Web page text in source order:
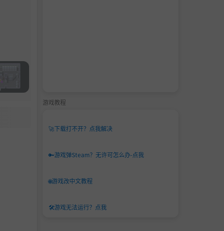
游戏教程
🚀下载打不开？点我解决
🔑游戏弹Steam？无许可怎么办-点我
🌐游戏改中文教程
🛠️游戏无法运行？点我